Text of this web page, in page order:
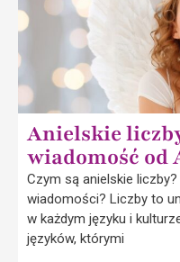
Anielskie
wiadomość od
Czym są anielskie
wiadomości? Liczby to
w każdym języku i
języków, którymi